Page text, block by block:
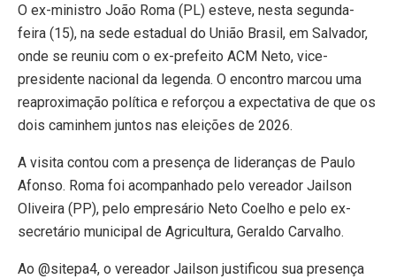
O ex-ministro João Roma (PL) esteve, nesta segunda-
feira (15), na sede estadual do União Brasil, em Salvador,
onde se reuniu com o ex-prefeito ACM Neto, vice-
presidente nacional da legenda. O encontro marcou uma
reaproximação política e reforçou a expectativa de que os
dois caminhem juntos nas eleições de 2026.
A visita contou com a presença de lideranças de Paulo
Afonso. Roma foi acompanhado pelo vereador Jailson
Oliveira (PP), pelo empresário Neto Coelho e pelo ex-
secretário municipal de Agricultura, Geraldo Carvalho.
Ao @sitepa4, o vereador Jailson justificou sua presença